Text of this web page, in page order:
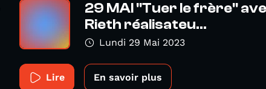
29 MAI "Tuer le frère"
Rieth réalisateu...
Lundi 29 Mai 2023
Lire En savoir plus